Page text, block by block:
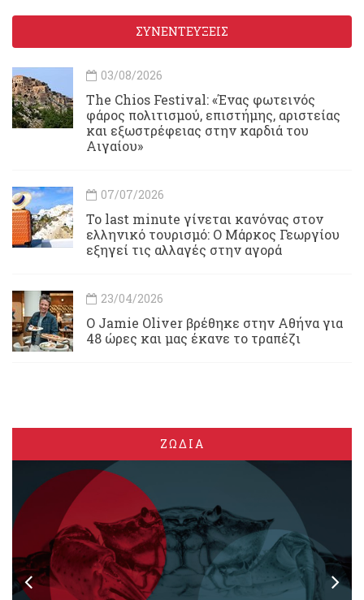
ΣΥΝΕΝΤΕΥΞΕΙΣ
03/08/2026
Τhe Chios Festival: «Ένας φωτεινός
φάρος πολιτισμού, επιστήμης, αριστείας
και εξωστρέφειας στην καρδιά του
Αιγαίου»
07/07/2026
Το last minute γίνεται κανόνας στον
ελληνικό τουρισμό: Ο Μάρκος Γεωργίου
εξηγεί τις αλλαγές στην αγορά
23/04/2026
Ο Jamie Oliver βρέθηκε στην Αθήνα για
48 ώρες και μας έκανε το τραπέζι
ΖΩΔΙΑ